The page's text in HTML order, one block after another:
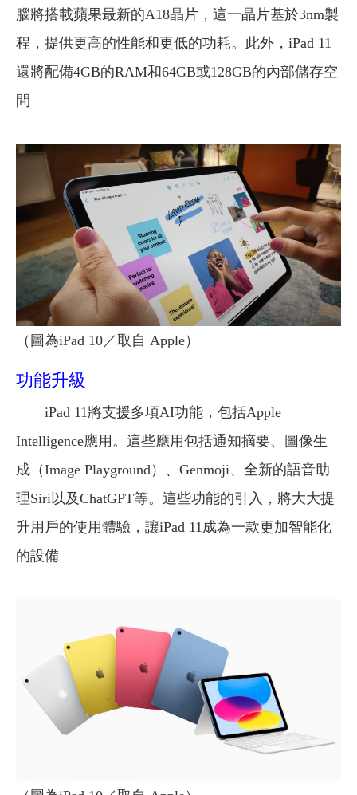
腦將搭載蘋果最新的A18晶片，這一晶片基於3nm製
程，提供更高的性能和更低的功耗。此外，iPad 11
還將配備4GB的RAM和64GB或128GB的內部儲存空
間
（圖為iPad 10 ／取自 Apple）
功能升級
iPad 11將支援多項AI功能，包括Apple
Intelligence應用。這些應用包括通知摘要、圖像生
成（Image Playground）、Genmoji、全新的語音助
理Siri以及ChatGPT等。這些功能的引入，將大大提
升用戶的使用體驗，讓iPad 11成為一款更加智能化
的設備